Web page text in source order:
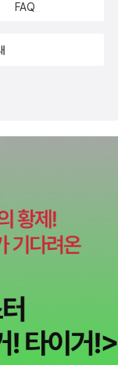
중고샵으로 직행했
보다 더 극적으로 나
만 없었지만, 실미도
였나 싶었다. 어줍
영화는 순수하게 오
라에서 천만이나 같
쨌든 이 영화가 재밌
친 나로서는 한번
보는 건 아깝지만 할
지만, 내 눈에는 김
운겨! 물에 빠졌다가
이 다르다. 그가 구
이라고 하는데 그
. 상대편은 게임의 끝
까지도 그의 손아귀
라는 것은 무엇인
래서 더 어렵다. 그
많은 경찰관들이 어
해 조직들을 빠르게
각종 이벤트들을 통
실현될 때 마다 사
의 의도대로 놀아나
FAQ